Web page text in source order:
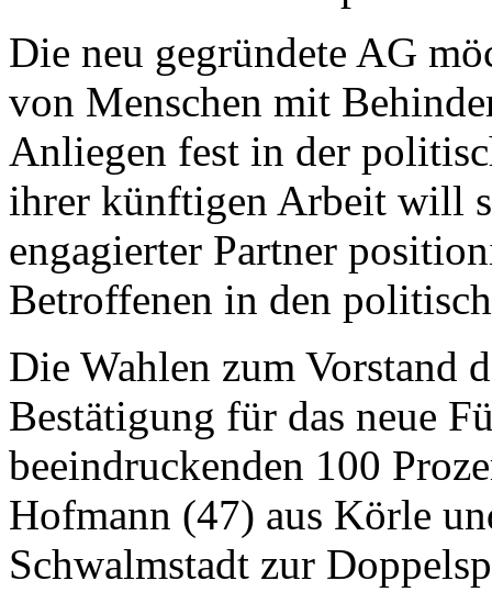
Die neu gegründete AG
von Menschen mit
Anliegen fest in der
ihrer künftigen Arbeit will
engagierter Partner
Betroffenen in den
Die Wahlen zum Vorstand
Bestätigung für das neue
beeindruckenden 100
Hofmann (47) aus Körle
Schwalmstadt zur